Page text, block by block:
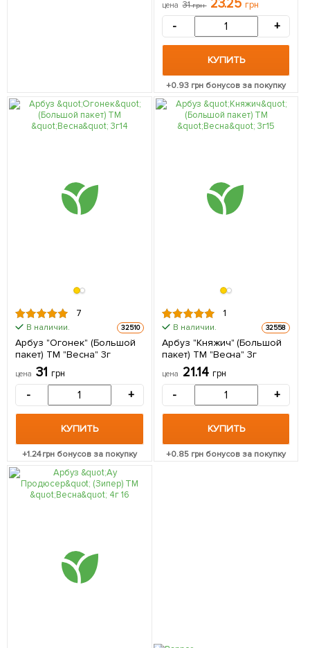
цена 31грн 23.25 грн
- +
КУПИТЬ
+0.93 грн бонусов за покупку
7
В наличии. 32510
Арбуз "Огонек" (Большой
пакет) ТМ "Весна" 3г
цена 31 грн
- +
КУПИТЬ
+1.24грн бонусов за покупку
1
В наличии. 32558
Арбуз "Княжич" (Большой
пакет) ТМ "Весна" 3г
цена 21.14 грн
- +
КУПИТЬ
+0.85 грн бонусов за покупку